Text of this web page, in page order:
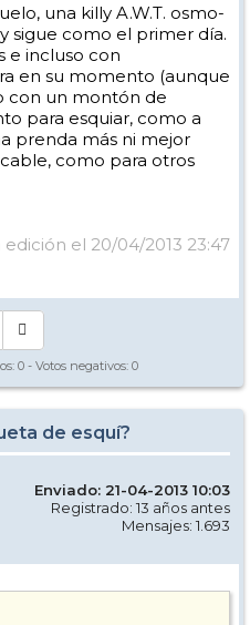
una killy A.W.T. osmo-
sigue como el primer día.
e incluso con
en su momento (aunque
con un montón de
para esquiar, como a
prenda más ni mejor
como para otros
el 20/04/2013 23:47
0 - Votos negativos: 0
de esquí?
Enviado: 21-04-2013 10:03
Registrado: 13 años antes
Mensajes: 1.693